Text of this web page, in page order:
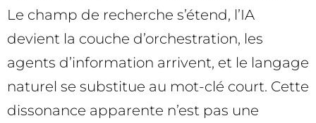
Le champ de recherche s’étend, l’IA
devient la couche d’orchestration, les
agents d’information arrivent, et le langage
naturel se substitue au mot-clé court. Cette
dissonance apparente n’est pas une